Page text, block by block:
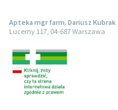
Apteka mgr farm. Dariusz Kubrak
Lucerny 117, 04-687 Warszawa